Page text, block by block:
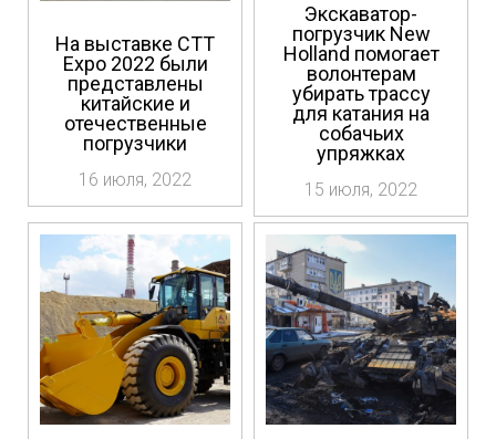
На выставке CTT
Expo 2022 были
представлены
китайские и
отечественные
погрузчики
16 июля, 2022
Экскаватор-
погрузчик New
Holland помогает
волонтерам
убирать трассу
для катания на
собачьих
упряжках
15 июля, 2022